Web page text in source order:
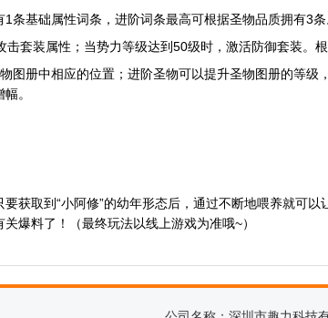
条基础属性词条，进阶词条最高可根据圣物品质拥有3条
套装属性；当势力等级达到50级时，激活防御套装。
图册中相应的位置；进阶圣物可以提升圣物图册的等
。
获取到“小阿修”的幼年形态后，通过不断地喂养就可
爆料了！（最终玩法以线上游戏为准哦~）